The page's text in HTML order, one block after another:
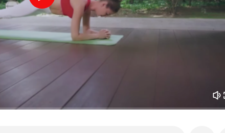
Голос инструктора
летний дождь 02:00
горная тишина 02:00
морской бриз
весенний лес